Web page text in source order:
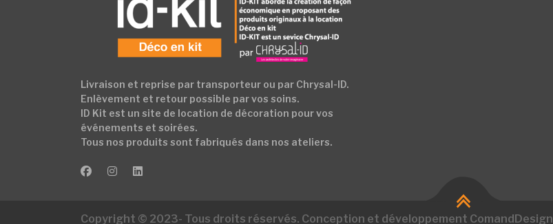
Livraison et reprise par transporteur ou par Chrysal-ID.
Enlèvement et retour possible par vos soins.
ID Kit est un site de location de décoration pour vos
événements et soirées.
Tous nos produits sont fabriqués dans nos ateliers.
Copyright © 2023- Tous droits réservés. Conception et développement ComandDesign